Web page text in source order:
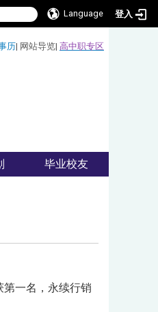
Language 登入
历| 网站导览| 高中职专区
毕业校友
一名，永续行销